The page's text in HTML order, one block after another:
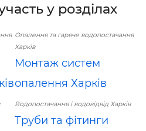
у розділах
Опалення та гаряче водопостачання
Харків
Монтаж систем
опалення Харків
Водопостачання і водовідвід Харків
Труби та фітинги